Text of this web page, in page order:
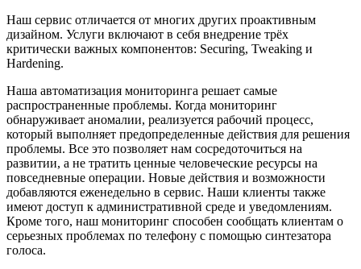
Наш сервис отличается от многих других проактивным
дизайном. Услуги включают в себя внедрение трёх
критически важных компонентов: Securing, Tweaking и
Hardening.
Наша автоматизация мониторинга решает самые
распространенные проблемы. Когда мониторинг
обнаруживает аномалии, реализуется рабочий процесс,
который выполняет предопределенные действия для решения
проблемы. Все это позволяет нам сосредоточиться на
развитии, а не тратить ценные человеческие ресурсы на
повседневные операции. Новые действия и возможности
добавляются еженедельно в сервис. Наши клиенты также
имеют доступ к административной среде и уведомлениям.
Кроме того, наш мониторинг способен сообщать клиентам о
серьезных проблемах по телефону с помощью синтезатора
голоса.